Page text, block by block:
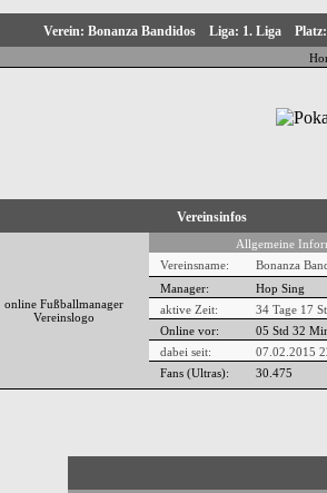
Verein: Bonanza Bandidos Liga: 1. Liga
Vereinsinfos
Allgemeine
Vereinsname:
Bonanza
Manager:
Hop Sing
aktive Zeit:
34 Tage 17
Online vor:
05 Std 32
dabei seit:
07.02.2015
Fans (Ultras):
30.475